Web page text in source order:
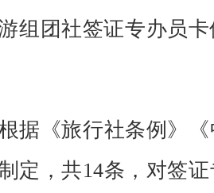
组团社签证专办员
《旅行社条例》《
定，共14条，对签